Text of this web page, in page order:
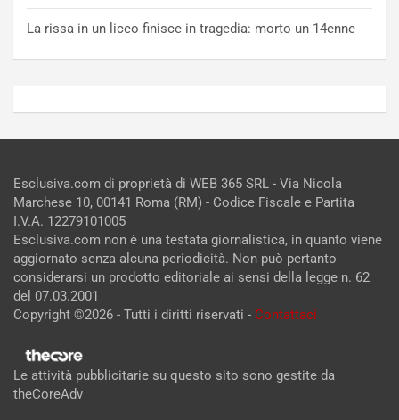
La rissa in un liceo finisce in tragedia: morto un 14enne
Esclusiva.com di proprietà di WEB 365 SRL - Via Nicola
Marchese 10, 00141 Roma (RM) - Codice Fiscale e Partita
I.V.A. 12279101005
Esclusiva.com non è una testata giornalistica, in quanto viene
aggiornato senza alcuna periodicità. Non può pertanto
considerarsi un prodotto editoriale ai sensi della legge n. 62
del 07.03.2001
Copyright ©2026 - Tutti i diritti riservati - Contattaci
Le attività pubblicitarie su questo sito sono gestite da
theCoreAdv